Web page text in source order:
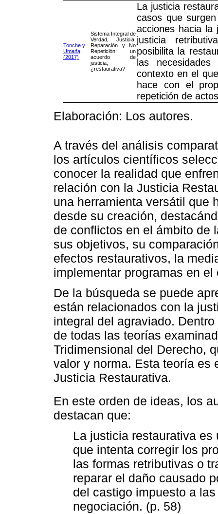
Tonche y
Umaña
(2017)
Sistema Integral de
Verdad, Justicia,
Reparación y No
Repetición: un
acuerdo de
justicia,
¿restaurativa?
La justicia
casos que
acciones hacia la
justicia
posibilita la
las
contexto en el
hace con el
repetición de
Elaboración: Los autores.
A través del análisis
los artículos científicos
conocer la realidad que
relación con la Justicia
una herramienta versátil que
desde su creación,
de conflictos en el ámbito de
sus objetivos, su
efectos restaurativos, la
implementar programas en
De la búsqueda se puede
están relacionados con la
integral del agraviado.
de todas las teorías
Tridimensional del Derecho,
valor y norma. Esta teoría es
Justicia Restaurativa.
En este orden de ideas, los
destacan que:
La justicia restaurativa
que intenta corregir los
las formas retributivas o
reparar el daño causado
del castigo impuesto a
negociación. (p. 58)